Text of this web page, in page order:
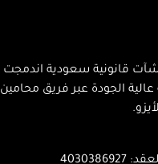
قانونية سعودية اندمجت
عالية الجودة عبر فريق محامين